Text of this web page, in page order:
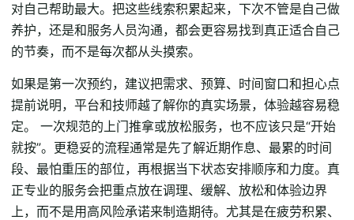
对自己帮助最大。把这些线索积累起来，下次不管是自己做
养护，还是和服务人员沟通，都会更容易找到真正适合自己
的节奏，而不是每次都从头摸索。
如果是第一次预约，建议把需求、预算、时间窗口和担心点
提前说明，平台和技师越了解你的真实场景，体验越容易稳
定。 一次规范的上门推拿或放松服务，也不应该只是“开始
就按”。更稳妥的流程通常是先了解近期作息、最累的时间
段、最怕重压的部位，再根据当下状态安排顺序和力度。真
正专业的服务会把重点放在调理、缓解、放松和体验边界
上，而不是用高风险承诺来制造期待。尤其是在疲劳积累、